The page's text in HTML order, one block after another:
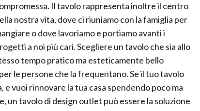
Il tavolo rappresenta inoltre il centro
nostra vita, dove ci riuniamo con la famiglia per
o dove lavoriamo e portiamo avanti i
a noi più cari. Scegliere un tavolo che sia allo
tempo pratico ma esteticamente bello
le persone che la frequentano. Se il tuo tavolo
vuoi rinnovare la tua casa spendendo poco ma
un tavolo di design outlet può essere la soluzione